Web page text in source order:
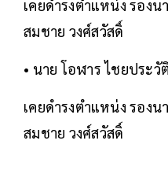
เคยดำรงตำแหน่ง รอง
สมชาย วงศ์สวัสดิ์
• นาย โอฬาร ไชยประวัติ
เคยดำรงตำแหน่ง รอง
สมชาย วงศ์สวัสดิ์